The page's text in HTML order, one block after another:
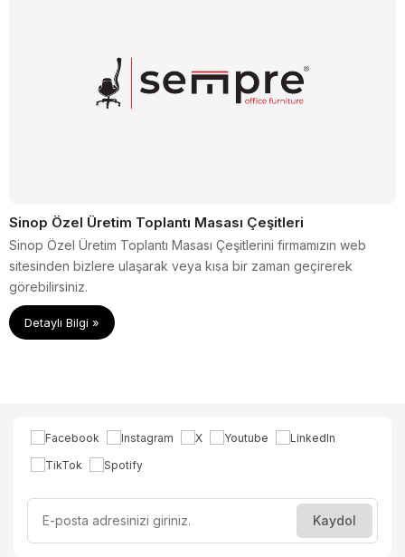
Sinop Özel Üretim Toplantı Masası Çeşitleri
Sinop Özel Üretim Toplantı Masası Çeşitlerini firmamızın web
sitesinden bizlere ulaşarak veya kısa bir zaman geçirerek
görebilirsiniz.
Detaylı Bilgi »